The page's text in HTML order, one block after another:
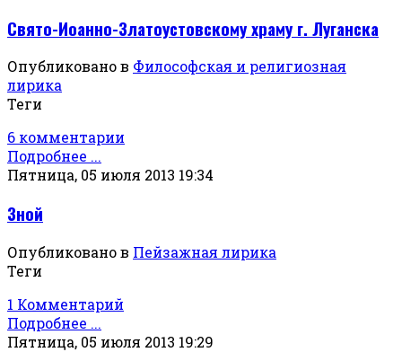
Свято-Иоанно-Златоустовскому храму г. Луганска
Опубликовано в Философская и религиозная
лирика
Теги
6 комментарии
Подробнее ...
Пятница, 05 июля 2013 19:34
Зной
Опубликовано в Пейзажная лирика
Теги
1 Комментарий
Подробнее ...
Пятница, 05 июля 2013 19:29